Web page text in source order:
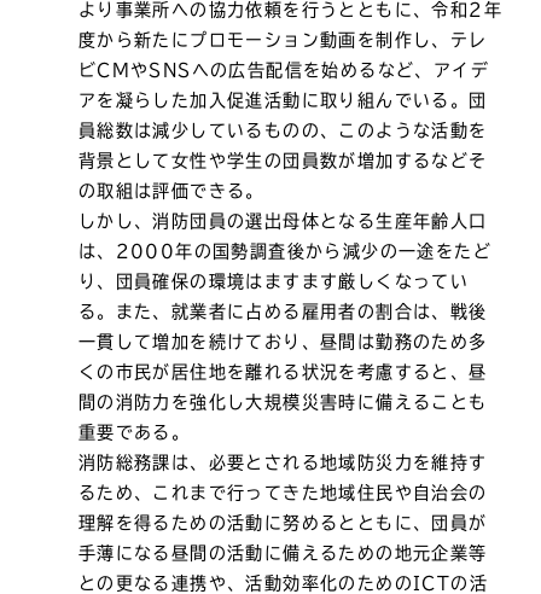
より事業所への協力依頼を行うとともに、令和2年
度から新たにプロモーション動画を制作し、テレ
ビCMやSNSへの広告配信を始めるなど、アイデ
アを凝らした加入促進活動に取り組んでいる。団
員総数は減少しているものの、このような活動を
背景として女性や学生の団員数が増加するなどそ
の取組は評価できる。
しかし、消防団員の選出母体となる生産年齢人口
は、2000年の国勢調査後から減少の一途をたど
り、団員確保の環境はますます厳しくなってい
る。また、就業者に占める雇用者の割合は、戦後
一貫して増加を続けており、昼間は勤務のため多
くの市民が居住地を離れる状況を考慮すると、昼
間の消防力を強化し大規模災害時に備えることも
重要である。
消防総務課は、必要とされる地域防災力を維持す
るため、これまで行ってきた地域住民や自治会の
理解を得るための活動に努めるとともに、団員が
手薄になる昼間の活動に備えるための地元企業等
との更なる連携や、活動効率化のためのICTの活